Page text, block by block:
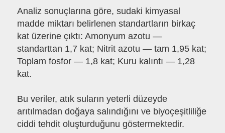
Analiz sonuçlarına göre, sudaki kimyasal
madde miktarı belirlenen standartların birkaç
kat üzerine çıktı: Amonyum azotu —
standarttan 1,7 kat; Nitrit azotu — tam 1,95 kat;
Toplam fosfor — 1,8 kat; Kuru kalıntı — 1,28
kat.
Bu veriler, atık suların yeterli düzeyde
arıtılmadan doğaya salındığını ve biyoçeşitliliğe
ciddi tehdit oluşturduğunu göstermektedir.